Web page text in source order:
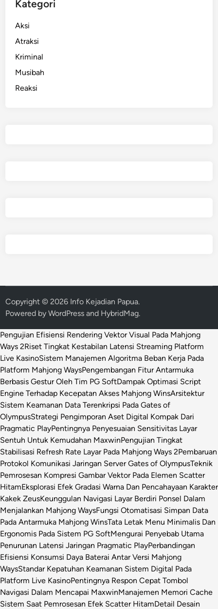
Kategori
Aksi
Atraksi
Kriminal
Musibah
Reaksi
Copyright © 2026 Info Kejadian Papua.
Powered byWordPress and HybridMag.
Pengujian Efisiensi Rendering Vektor Visual Pada Mahjong
Ways 2Riset Tingkat Kestabilan Latensi Streaming Platform
Live KasinoSistem Manajemen Algoritma Beban Kerja Pada
Platform Mahjong WaysPengembangan Fitur Antarmuka
Berbasis Gestur Oleh Tim PG SoftDampak Optimasi Script
Engine Terhadap Kecepatan Akses Mahjong WinsArsitektur
Sistem Keamanan Data Terenkripsi Pada Gates of
OlympusStrategi Pengimporan Aset Digital Kompak Dari
Pragmatic PlayPentingnya Penyesuaian Sensitivitas Layar
Sentuh Untuk Kemudahan MaxwinPengujian Tingkat
Stabilisasi Refresh Rate Layar Pada Mahjong Ways 2Pembaruan
Protokol Komunikasi Jaringan Server Gates of OlympusTeknik
Pemrosesan Kompresi Gambar Vektor Pada Elemen Scatter
HitamEksplorasi Efek Gradasi Warna Dan Pencahayaan Karakter
Kakek ZeusKeunggulan Navigasi Layar Berdiri Ponsel Dalam
Menjalankan Mahjong WaysFungsi Otomatisasi Simpan Data
Pada Antarmuka Mahjong WinsTata Letak Menu Minimalis Dan
Ergonomis Pada Sistem PG SoftMengurai Penyebab Utama
Penurunan Latensi Jaringan Pragmatic PlayPerbandingan
Efisiensi Konsumsi Daya Baterai Antar Versi Mahjong
WaysStandar Kepatuhan Keamanan Sistem Digital Pada
Platform Live KasinoPentingnya Respon Cepat Tombol
Navigasi Dalam Mencapai MaxwinManajemen Memori Cache
Sistem Saat Pemrosesan Efek Scatter HitamDetail Desain